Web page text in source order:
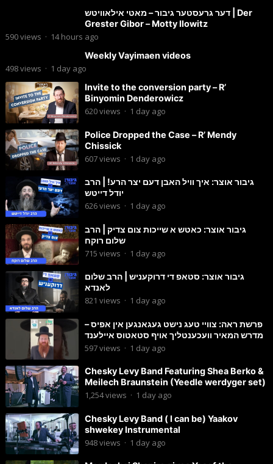
דער גרעסטער גיבור – מאטי אילאוויטש | Der
Grester Gibor – Motty Ilowitz
590views · 14 hours ago
Weekly Vayimaen videos
498views · 1 day ago
Invite to the conversion party – R’
Binyomin Denderowicz
620views · 1 day ago
Police Dropped the Case – R’ Mendy
Chissick
607views · 1 day ago
גיבור אוצר: איך וויל האבן דעם יצר הרע! | הרב
יודל דייטש
626views · 1 day ago
גיבור אוצר: כאטש א שייכות צום צדיק | הרב
שלום רוקח
715 views · 1 day ago
גיבור אוצר: סטאפ די דרוקעניש | הרב שלום
לאנדא
821 views · 1 day ago
פרשת ראה: צוויי טעג נישט געגאנגען אין אפיס –
מדרש המאיר וועכענטליך אויף סטאטוס איילענד
597views · 1 day ago
Chesky Levy Band Featuring Shea Berko &
Meilech Braunstein (Yeedle werdyger set)
1,254views · 1 day ago
Chesky Levy Band ( I can be) Yaakov
shwekey Instrumental
948views · 1 day ago